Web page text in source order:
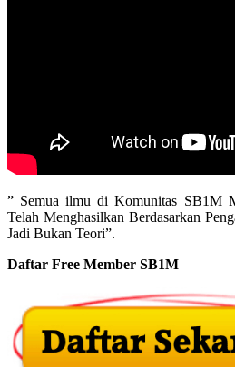
” Semua ilmu di Komunitas SB1M
Telah Menghasilkan Berdasarkan
Jadi Bukan Teori”.
Daftar Free Member SB1M